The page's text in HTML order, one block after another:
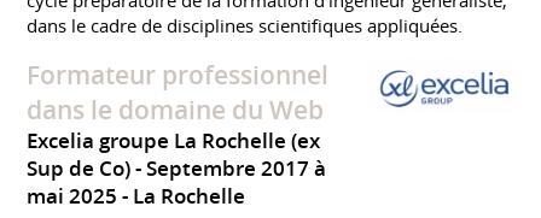
dans le cadre de disciplines scientifiques appliquées.
Formateur professionnel
dans le domaine du Web
Excelia groupe La Rochelle (ex
Sup de Co)
Septembre 2017 à
mai 2025 La Rochelle